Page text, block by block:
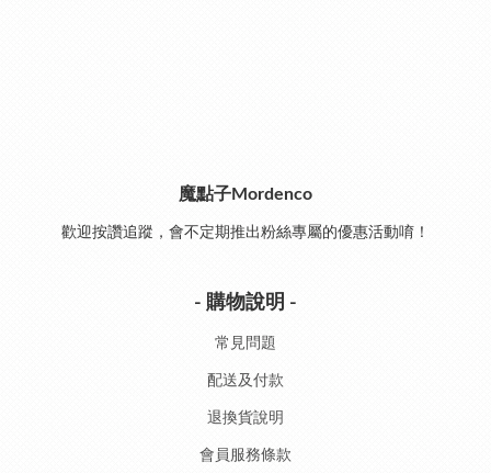
魔點子Mordenco
歡迎按讚追蹤，會不定期推出粉絲專屬的優惠活動唷！
- 購物說明 -
常見問題
配送及付款
退換貨說明
會員服務條款